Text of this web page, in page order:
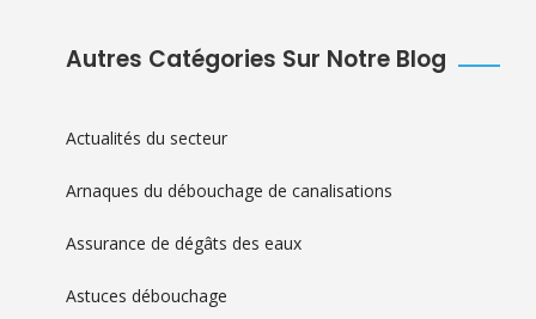
Autres Catégories Sur Notre Blog
Actualités du secteur
Arnaques du débouchage de canalisations
Assurance de dégâts des eaux
Astuces débouchage